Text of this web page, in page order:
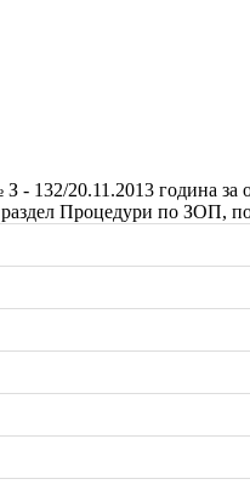
132/20.11.2013 година
Процедури по ЗОП,